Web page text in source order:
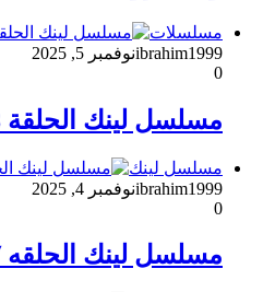
مسلسلات
ibrahim1999نوفمبر 5, 2025
0
مسلسل لينك الحلقة 18
مسلسل لينك
ibrahim1999نوفمبر 4, 2025
0
مسلسل لينك الحلقه ١٧